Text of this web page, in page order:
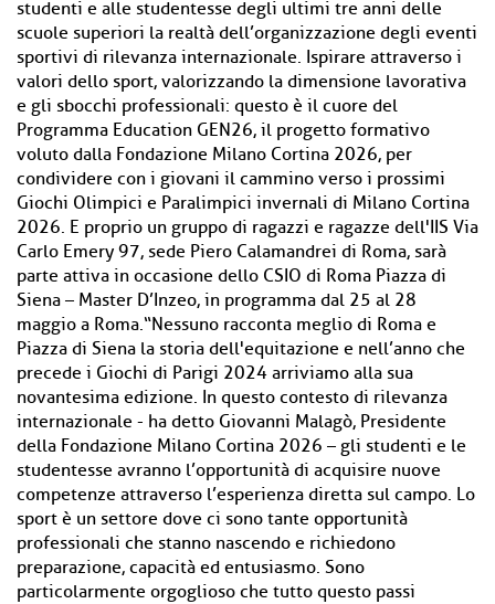
studenti e alle studentesse degli ultimi tre anni delle
scuole superiori la realtà dell’organizzazione degli eventi
sportivi di rilevanza internazionale. Ispirare attraverso i
valori dello sport, valorizzando la dimensione lavorativa
e gli sbocchi professionali: questo è il cuore del
Programma Education GEN26, il progetto formativo
voluto dalla Fondazione Milano Cortina 2026, per
condividere con i giovani il cammino verso i prossimi
Giochi Olimpici e Paralimpici invernali di Milano Cortina
2026. E proprio un gruppo di ragazzi e ragazze dell'IIS Via
Carlo Emery 97, sede Piero Calamandrei di Roma, sarà
parte attiva in occasione dello CSIO di Roma Piazza di
Siena – Master D’Inzeo, in programma dal 25 al 28
maggio a Roma.“Nessuno racconta meglio di Roma e
Piazza di Siena la storia dell'equitazione e nell’anno che
precede i Giochi di Parigi 2024 arriviamo alla sua
novantesima edizione. In questo contesto di rilevanza
internazionale - ha detto Giovanni Malagò, Presidente
della Fondazione Milano Cortina 2026 – gli studenti e le
studentesse avranno l’opportunità di acquisire nuove
competenze attraverso l’esperienza diretta sul campo. Lo
sport è un settore dove ci sono tante opportunità
professionali che stanno nascendo e richiedono
preparazione, capacità ed entusiasmo. Sono
particolarmente orgoglioso che tutto questo passi